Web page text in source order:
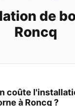
de
Roncq
coûte
à Roncq ?